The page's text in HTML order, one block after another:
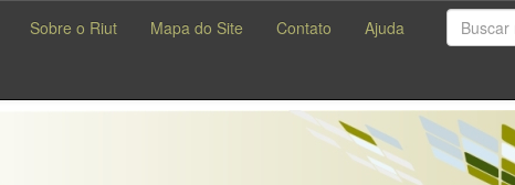
Sobre o Riut Mapa do Site Contato Ajuda